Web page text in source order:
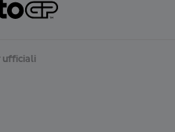
ufficiali